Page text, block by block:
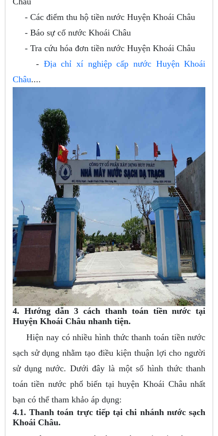
- Các điểm thu hộ tiền nước Huyện Khoái Châu
- Báo sự cố nước Khoái Châu
- Tra cứu hóa đơn tiền nước Huyện Khoái Châu
- Địa chỉ xí nghiệp cấp nước Huyện Khoái
Châu....
4. Hướng dẫn 3 cách thanh toán tiền nước tại
Huyện Khoái Châu nhanh tiện.
Hiện nay có nhiều hình thức thanh toán tiền nước
sạch sử dụng nhằm tạo điều kiện thuận lợi cho người
sử dụng nước. Dưới đây là một số hình thức thanh
toán tiền nước phổ biến tại huyện Khoái Châu nhất
bạn có thể tham khảo áp dụng:
4.1. Thanh toán trực tiếp tại chi nhánh nước sạch
Khoái Châu.